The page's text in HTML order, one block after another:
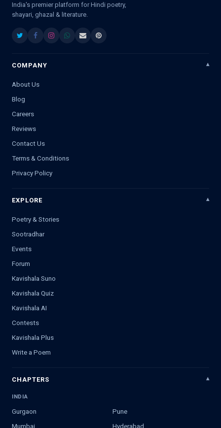
India's premier platform for Hindi poetry,
shayari, ghazal & literature.
COMPANY
About Us
Blog
Careers
Reviews
Contact Us
Terms & Conditions
Privacy Policy
EXPLORE
Poetry & Stories
Sootradhar
Events
Forum
Kavishala Suno
Kavishala Quiz
Kavishala AI
Contests
Kavishala Plus
Write a Poem
CHAPTERS
INDIA
Gurgaon
Pune
Mumbai
Hyderabad